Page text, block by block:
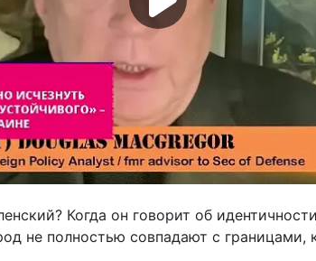
Когда он говорит об
не полностью совпадают с границами,